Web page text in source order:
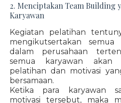
2. Menciptakan Team Building
Karyawan
Kegiatan pelatihan
mengikutsertakan
dalam perusahaan
semua karyawan akan
pelatihan dan motivasi
bersamaan.
Ketika para karyawan
motivasi tersebut, maka